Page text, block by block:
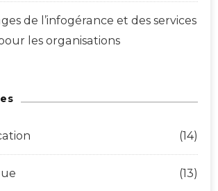
de l’infogérance et des services
les organisations
(14)
(13)